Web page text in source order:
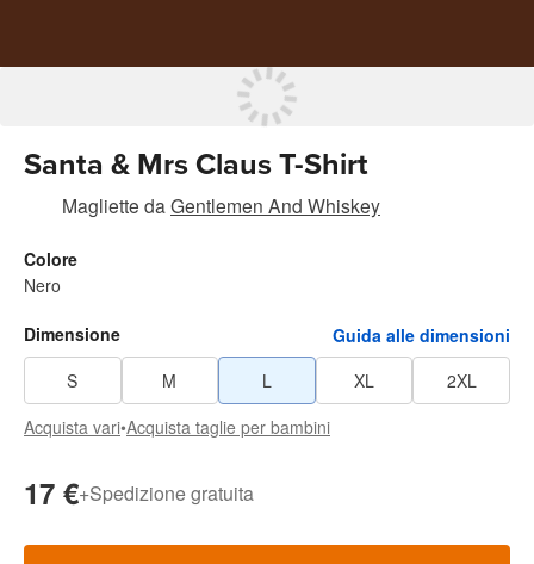
Santa & Mrs Claus T-Shirt
Magliette da Gentlemen And Whiskey
Colore
Nero
Dimensione
Guida alle dimensioni
S
M L XL
2XL
Acquista vari•Acquista taglie per bambini
17 €+Spedizione gratuita